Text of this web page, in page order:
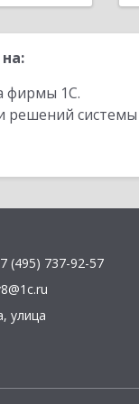
фирмы 1С.
решений
(495) 737-92-57
, улица